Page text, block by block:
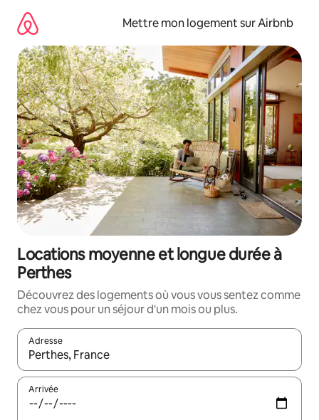
directement
contenu
Mettre mon logement sur Airbnb
Locations moyenne et longue durée à
Perthes
Découvrez des logements où vous vous sentez comme
chez vous pour un séjour d'un mois ou plus.
Adresse
Lorsque les résultats s'affichent, utilisez les flèches vers le
Arrivée